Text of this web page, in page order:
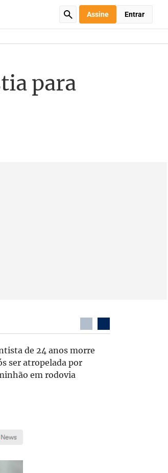
Assine Entrar
para
de 24 anos morre
ser atropelada por
em rodovia